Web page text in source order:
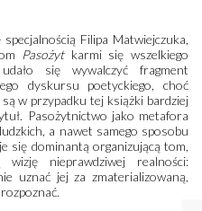
Filipa Matwiejczuka,
Pasożyt karmi się wszelkiego
się wywalczyć fragment
dyskursu poetyckiego, choć
w przypadku tej książki bardziej
Pasożytnictwo jako metafora
a nawet samego sposobu
się dominantą organizującą tom,
wizję nieprawdziwej realności:
uznać jej za zmaterializowaną,